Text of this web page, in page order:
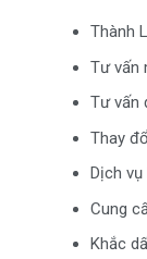
Thành
Tư vấn
Tư vấn
Thay
Dịch
Cung
Khắc